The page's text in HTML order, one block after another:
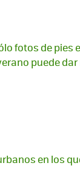
fotos de pies
puede
en los